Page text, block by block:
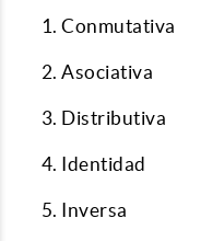
Conmutativa
Asociativa
Distributiva
Identidad
Inversa